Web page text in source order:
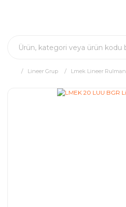
Lineer Grup Lmek Lineer Rulman